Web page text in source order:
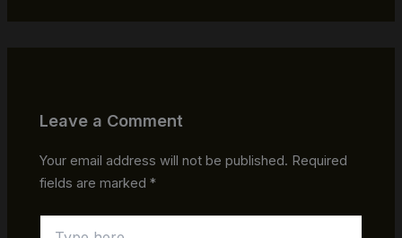
Leave a Comment
Your email address will not be published. Required
fields are marked*